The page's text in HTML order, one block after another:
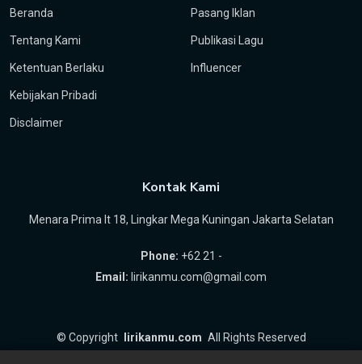
Beranda
Tentang Kami
Ketentuan Berlaku
Kebijakan Pribadi
Disclaimer
Pasang Iklan
Publikasi Lagu
Influencer
Kontak Kami
Menara Prima lt 18, Lingkar Mega Kuningan Jakarta Selatan
Phone: +62 21 -
Email: lirikanmu.com@gmail.com
© Copyright lirikanmu.com All Rights Reserved